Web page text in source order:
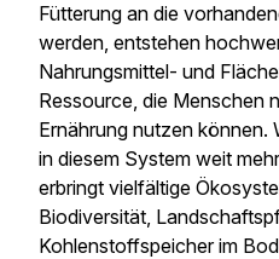
Fütterung an die
werden, entstehen
Nahrungsmittel- und
Ressource, die Menschen
Ernährung nutzen können.
in diesem System weit
erbringt vielfältige
Biodiversität,
Kohlenstoffspeicher im